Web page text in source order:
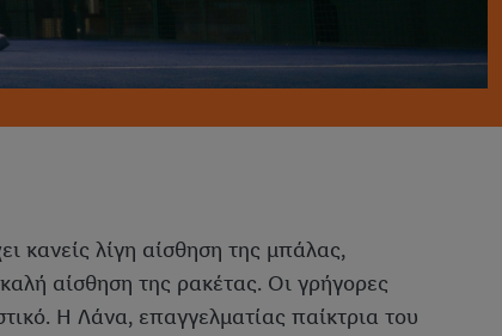
κανείς λίγη αίσθηση της μπάλας,
αίσθηση της ρακέτας. Οι γρήγορες
Η Λάνα, επαγγελματίας παίκτρια του